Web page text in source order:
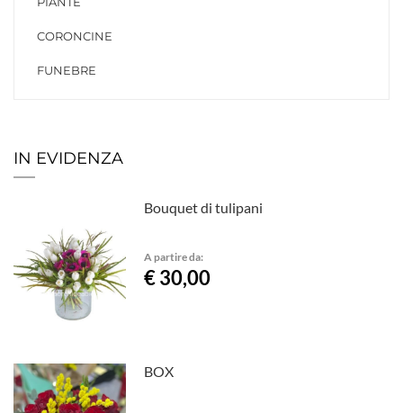
CORONCINE
FUNEBRE
IN EVIDENZA
Bouquet di tulipani
A partire da:
€ 30,00
BOX